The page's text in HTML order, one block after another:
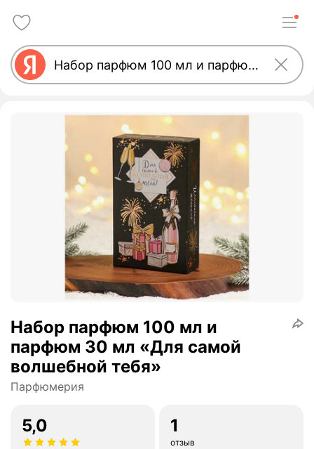
Набор парфюм 100 мл и
парфюм 30 мл «Для самой
волшебной тебя»
Парфюмерия
5,0 1
отзыв